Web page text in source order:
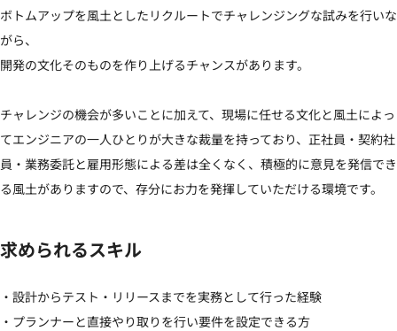
ボトムアップを風土としたリクルートでチャレンジングな試みを行いな
がら、
開発の文化そのものを作り上げるチャンスがあります。
チャレンジの機会が多いことに加えて、現場に任せる文化と風土によっ
てエンジニアの一人ひとりが大きな裁量を持っており、正社員・契約社
員・業務委託と雇用形態による差は全くなく、積極的に意見を発信でき
る風土がありますので、存分にお力を発揮していただける環境です。
求められるスキル
・設計からテスト・リリースまでを実務として行った経験
・プランナーと直接やり取りを行い要件を設定できる方